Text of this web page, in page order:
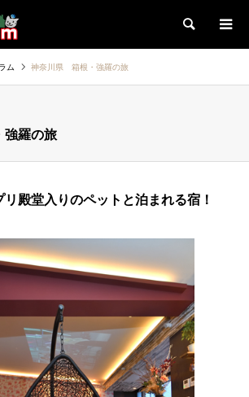
検索
ム 神奈川県 箱根・強羅の旅
羅の旅
殿堂入りのペットと泊まれる宿！